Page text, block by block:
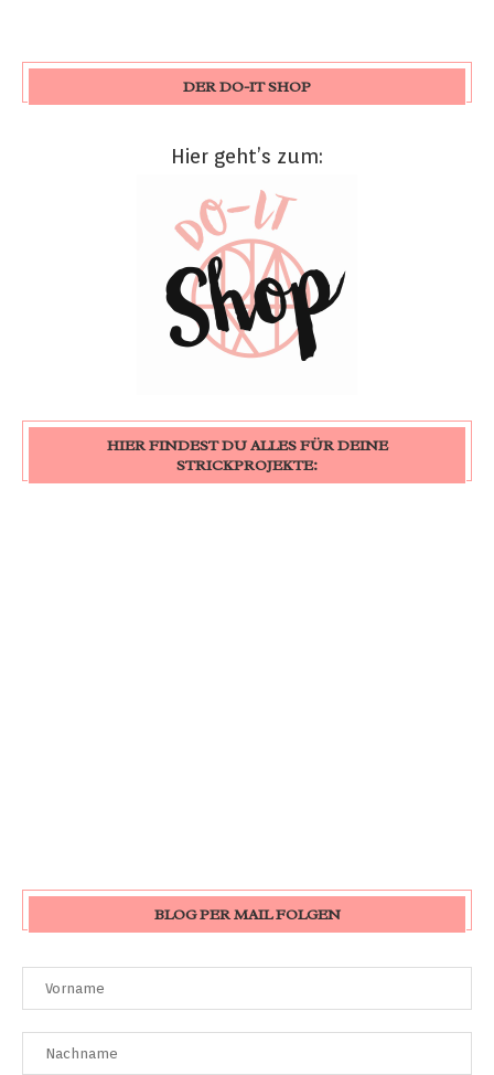
DER DO-IT SHOP
Hier geht’s zum:
HIER FINDEST DU ALLES FÜR DEINE
STRICKPROJEKTE:
BLOG PER MAIL FOLGEN